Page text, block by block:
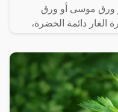
ورق موسى أو ورق
الغار دائمة الخضرة،